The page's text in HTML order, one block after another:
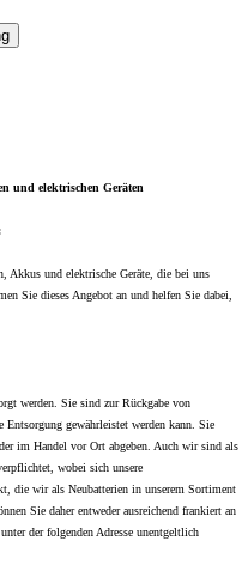
und elektrischen Geräten
Akkus und elektrische Geräte, die bei uns
Sie dieses Angebot an und helfen Sie dabei,
werden. Sie sind zur Rückgabe von
gewährleistet werden kann. Sie
im Handel vor Ort abgeben. Auch wir sind als
wobei sich unsere
die wir als Neubatterien in unserem Sortiment
Sie daher entweder ausreichend frankiert an
der folgenden Adresse unentgeltlich